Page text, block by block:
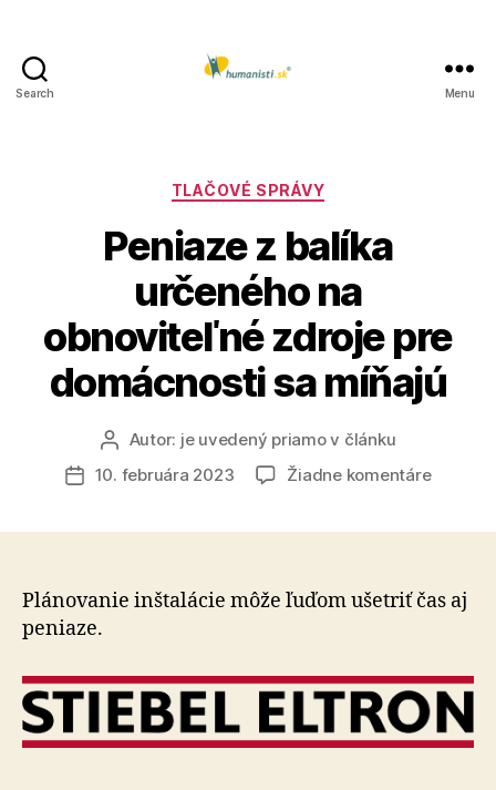
Search Menu
Kategórie
TLAČOVÉ SPRÁVY
Peniaze z balíka
určeného na
obnoviteľné zdroje pre
domácnosti sa míňajú
Autor
článku
Autor: je uvedený priamo v článku
Dátum
10. februára 2023 Žiadne komentárena
na
sa
míňajú
Plánovanie inštalácie môže ľuďom ušetriť čas aj
peniaze.